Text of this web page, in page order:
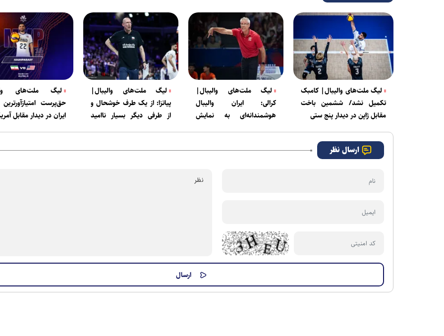
لیگ ملت‌های والیبال| کامبک
تکمیل نشد/ ششمین باخت
مقابل ژاپن در دیدار پنج ستی
لیگ ملت‌های والیبال|
کرالی: ایران والیبال
هوشمندانه‌ای به نمایش
لیگ ملت‌های والیبال|
پیاتزا: از یک طرف خوشحال و
از طرفی دیگر بسیار ناامید
لیگ ملت‌های
حق‌پرست
ایران در دیدار مقابل
ارسال نظر